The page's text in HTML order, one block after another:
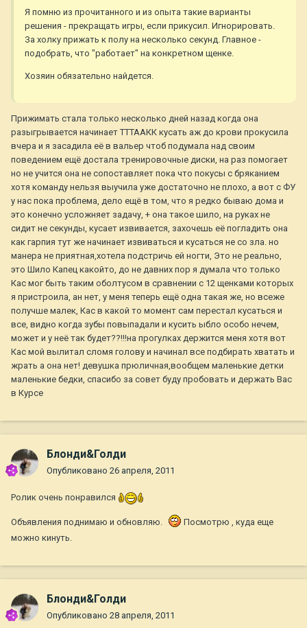
Я помню из прочитанного и из опыта такие варианты
решения - прекращать игры, если прикусил. Игнорировать.
За холку прижать к полу на несколько секунд. Главное -
подобрать, что "работает" на конкретном щенке.
Хозяин обязательно найдется.
Прижимать стала только несколько дней назад когда она
разыгрывается начинает ТТТААКК кусать аж до крови прокусила
вчера и я засадила её в вальер чтоб подумала над своим
поведением ещё достала тренировочные диски, на раз помогает
но не учится она не сопоставляет пока что покусы с бряканием
хотя команду нельзя выучила уже достаточно не плохо, а вот с ФУ
у нас пока проблема, дело ещё в том, что я редко бываю дома и
это конечно усложняет задачу, + она такое шило, на руках не
сидит не секунды, кусает извивается, захочешь её погладить она
как гарпия тут же начинает извиваться и кусаться не со зла. но
манера не приятная,хотела подстричь ей ногти, Это не реально,
это Шило Капец какойто, до не давних пор я думала что только
Кас мог быть таким оболтусом в сравнении с 12 щенками которых
я пристроила, ан нет, у меня теперь ещё одна такая же, но всеже
получше малек, Кас в какой то момент сам перестал кусаться и
все, видно когда зубы повыпадали и кусить ыбло особо нечем,
может и у неё так будет??!!!на прогулках держится меня хотя вот
Кас мой вылитал сломя голову и начинал все подбирать хватать и
жрать а она нет! девушка прюличная,вообщем маленькие детки
маленькие бедки, спасибо за совет буду пробовать и держать Вас
в Курсе
Блонди&Голди
Опубликовано 26 апреля, 2011
Ролик очень понравился
Объявления поднимаю и обновляю.
Посмотрю , куда еще
можно кинуть.
Блонди&Голди
Опубликовано 28 апреля, 2011